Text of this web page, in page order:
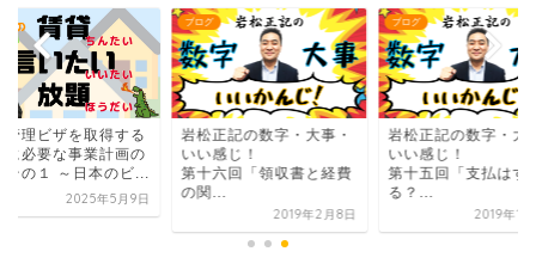
管理ビザを取得する
に必要な事業計画の
その１ ～日本のビ...
2025年5月9日
ブログ
岩松正記の数字・大事・
いい感じ！
第十六回「領収書と経費
の関...
2019年2月8日
ブログ
岩松正記の数字・大
いい感じ！
第十五回「支払はす
る？...
2019年1